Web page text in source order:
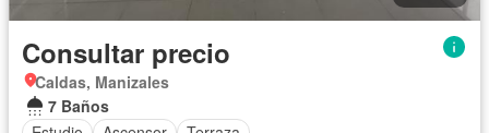
Consultar precio
Caldas, Manizales
7 Baños